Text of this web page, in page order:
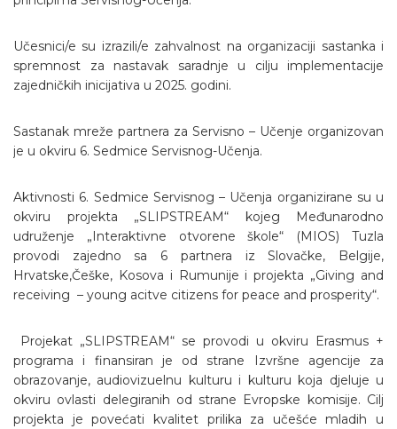
Učesnici/e su izrazili/e zahvalnost na organizaciji sastanka i
spremnost za nastavak saradnje u cilju implementacije
zajedničkih inicijativa u 2025. godini.
Sastanak mreže partnera za Servisno – Učenje organizovan
je u okviru 6. Sedmice Servisnog-Učenja.
Aktivnosti 6. Sedmice Servisnog – Učenja organizirane su u
okviru projekta „SLIPSTREAM“ kojeg Međunarodno
udruženje „Interaktivne otvorene škole“ (MIOS) Tuzla
provodi zajedno sa 6 partnera iz Slovačke, Belgije,
Hrvatske,Češke, Kosova i Rumunije i projekta „Giving and
receiving – young acitve citizens for peace and prosperity“.
Projekat „SLIPSTREAM“ se provodi u okviru Erasmus +
programa i finansiran je od strane Izvršne agencije za
obrazovanje, audiovizuelnu kulturu i kulturu koja djeluje u
okviru ovlasti delegiranih od strane Evropske komisije. Cilj
projekta je povećati kvalitet prilika za učešće mladih u